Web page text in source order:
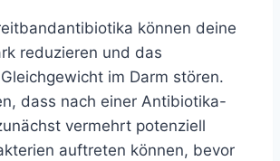
können deine
reduzieren und das
im Darm stören.
dass nach einer Antibiotika-
vermehrt potenziell
auftreten können, bevor